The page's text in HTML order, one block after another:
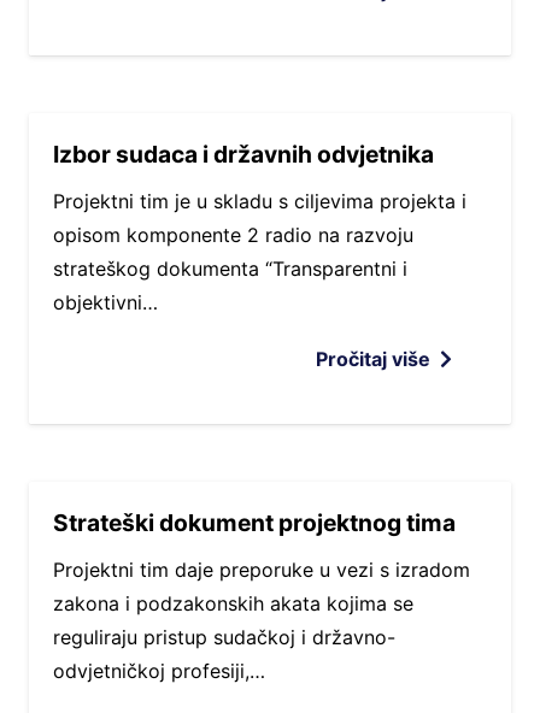
Izbor sudaca i državnih odvjetnika
Projektni tim je u skladu s ciljevima projekta i
opisom komponente 2 radio na razvoju
strateškog dokumenta “Transparentni i
objektivni…
Pročitaj više
Strateški dokument projektnog tima
Projektni tim daje preporuke u vezi s izradom
zakona i podzakonskih akata kojima se
reguliraju pristup sudačkoj i državno-
odvjetničkoj profesiji,…